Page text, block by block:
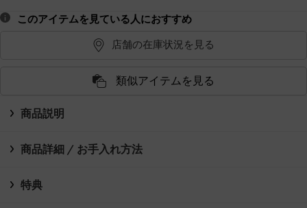
このアイテムを見ている人におすすめ
店舗の在庫状況を見る
類似アイテムを見る
商品説明
商品詳細 / お手入れ方法
特典